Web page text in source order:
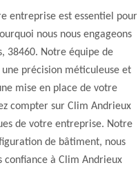
entreprise est essentiel pour
nous nous engageons
38460. Notre équipe de
précision méticuleuse et
mise en place de votre
compter sur Clim Andrieux
de votre entreprise. Notre
de bâtiment, nous
à Clim Andrieux